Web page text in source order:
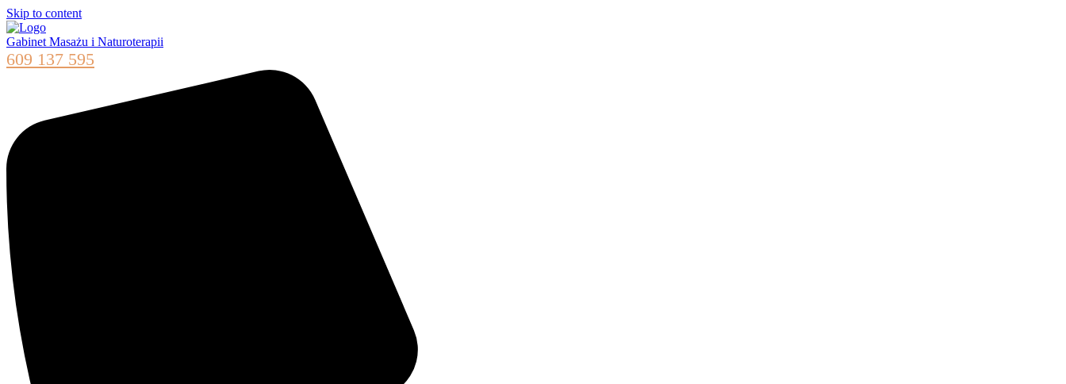
Skip to content
Gabinet Masażu i Naturoterapii
609 137 595